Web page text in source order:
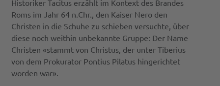
Historiker Tacitus erzählt im Kontext des Brandes
Roms im Jahr 64 n.Chr., den Kaiser Nero den
Christen in die Schuhe zu schieben versuchte, über
diese noch weithin unbekannte Gruppe: Der Name
Christen «stammt von Christus, der unter Tiberius
von dem Prokurator Pontius Pilatus hingerichtet
worden war».